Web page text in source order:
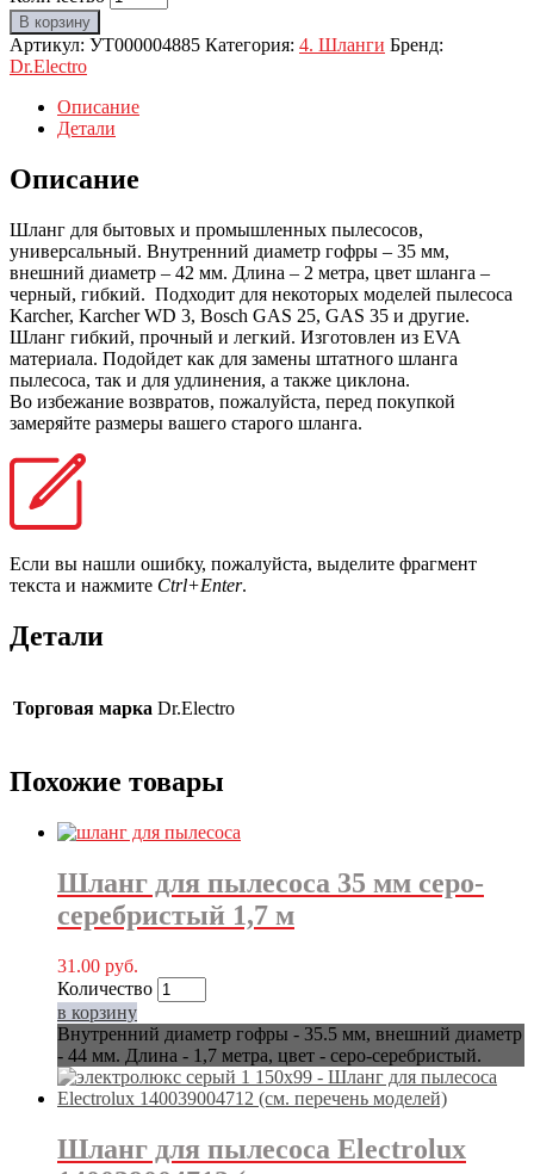
В корзину
Артикул: УТ000004885 Категория: 4. Шланги Бренд:
Dr.Electro
Описание
Детали
Описание
Шланг для бытовых и промышленных пылесосов,
универсальный. Внутренний диаметр гофры – 35 мм,
внешний диаметр – 42 мм. Длина – 2 метра, цвет шланга –
черный, гибкий. Подходит для некоторых моделей пылесоса
Karcher, Karcher WD 3, Bosch GAS 25, GAS 35 и другие.
Шланг гибкий, прочный и легкий. Изготовлен из EVA
материала. Подойдет как для замены штатного шланга
пылесоса, так и для удлинения, а также циклона.
Во избежание возвратов, пожалуйста, перед покупкой
замеряйте размеры вашего старого шланга.
Если вы нашли ошибку, пожалуйста, выделите фрагмент
текста и нажмите Ctrl+Enter.
Детали
Торговая марка Dr.Electro
Похожие товары
Шланг для пылесоса 35 мм серо-
серебристый 1,7 м
31.00 руб.
Количество
в корзину
Внутренний диаметр гофры - 35.5 мм, внешний диаметр
- 44 мм. Длина - 1,7 метра, цвет - серо-серебристый.
Шланг для пылесоса Electrolux